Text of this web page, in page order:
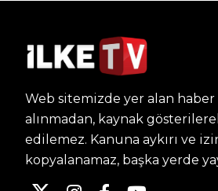
Web sitemizde yer alan
alınmadan, kaynak
edilemez. Kanuna aykırı ve
kopyalanamaz, başka yerde